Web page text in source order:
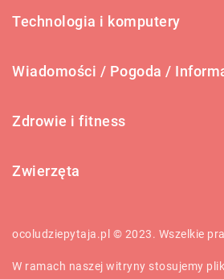
Technologia i komputery
Wiadomości / Pogoda /
Zdrowie i fitness
Zwierzęta
ocoludziepytaja.pl © 2023. Wszelkie
W ramach naszej witryny stosujemy